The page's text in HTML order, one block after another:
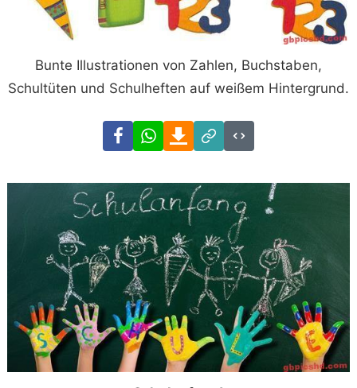
Bunte Illustrationen von Zahlen, Buchstaben,
Schultüten und Schulheften auf weißem Hintergrund.
FacebookWhatsAppDownload
Link
Code